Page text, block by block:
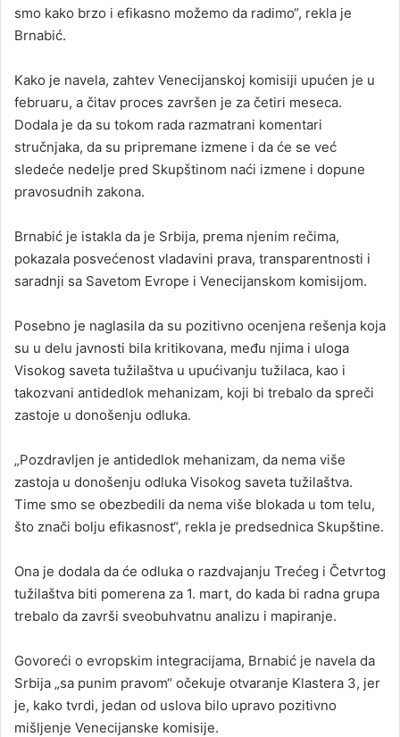
smo kako brzo i efikasno možemo da radimo“, rekla je
Brnabić.
Kako je navela, zahtev Venecijanskoj komisiji upućen je u
februaru, a čitav proces završen je za četiri meseca.
Dodala je da su tokom rada razmatrani komentari
stručnjaka, da su pripremane izmene i da će se već
sledeće nedelje pred Skupštinom naći izmene i dopune
pravosudnih zakona.
Brnabić je istakla da je Srbija, prema njenim rečima,
pokazala posvećenost vladavini prava, transparentnosti i
saradnji sa Savetom Evrope i Venecijanskom komisijom.
Posebno je naglasila da su pozitivno ocenjena rešenja koja
su u delu javnosti bila kritikovana, među njima i uloga
Visokog saveta tužilaštva u upućivanju tužilaca, kao i
takozvani antidedlok mehanizam, koji bi trebalo da spreči
zastoje u donošenju odluka.
„Pozdravljen je antidedlok mehanizam, da nema više
zastoja u donošenju odluka Visokog saveta tužilaštva.
Time smo se obezbedili da nema više blokada u tom telu,
što znači bolju efikasnost“, rekla je predsednica Skupštine.
Ona je dodala da će odluka o razdvajanju Trećeg i Četvrtog
tužilaštva biti pomerena za 1. mart, do kada bi radna grupa
trebalo da završi sveobuhvatnu analizu i mapiranje.
Govoreći o evropskim integracijama, Brnabić je navela da
Srbija „sa punim pravom“ očekuje otvaranje Klastera 3, jer
je, kako tvrdi, jedan od uslova bilo upravo pozitivno
mišljenje Venecijanske komisije.